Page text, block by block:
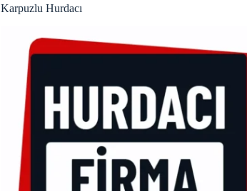
Karpuzlu Hurdacı